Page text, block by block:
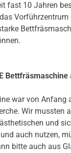
fast 10 Jahren
war von
Wir mussten
und
auch nutzen,
bitte auch aus